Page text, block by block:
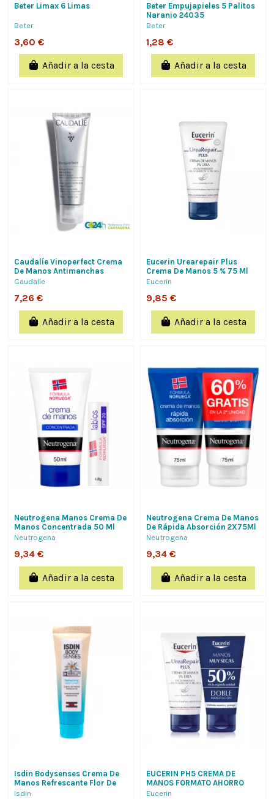
Beter Limax 6 Limas
Beter
3,60 €
Añadir a la cesta
Beter Empujapieles 5 Palitos
Naranjo 24035
Beter
1,28 €
Añadir a la cesta
Caudalíe Vinoperfect Crema
De Manos Antimanchas
Caudalíe
7,26 €
Añadir a la cesta
Eucerin Urearepair Plus
Crema De Manos 5 % 75 Ml
Eucerin
9,85 €
Añadir a la cesta
Neutrogena Manos Crema De
Manos Concentrada 50 Ml
Formato Ahorro Con Lips
Neutrogena
9,34 €
Añadir a la cesta
Neutrogena Crema De Manos
De Rápida Absorción 2X75Ml
Neutrogena
9,34 €
Añadir a la cesta
Isdin Bodysenses Crema De
Manos Refrescante Flor De
Edelweiss 30Ml
Isdin
EUCERIN PH5 CREMA DE
MANOS FORMATO AHORRO
2X75ML Q10
Eucerin